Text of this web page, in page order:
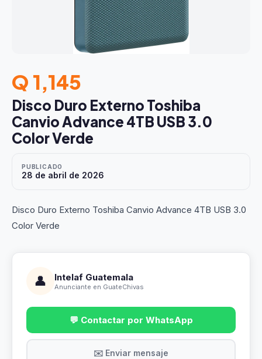
Q 1,145
Disco Duro Externo Toshiba
Canvio Advance 4TB USB 3.0
Color Verde
PUBLICADO
28 de abril de 2026
Disco Duro Externo Toshiba Canvio Advance 4TB USB 3.0
Color Verde
👤 Intelaf Guatemala
Anunciante en GuateChivas
💬 Contactar por WhatsApp
✉️ Enviar mensaje